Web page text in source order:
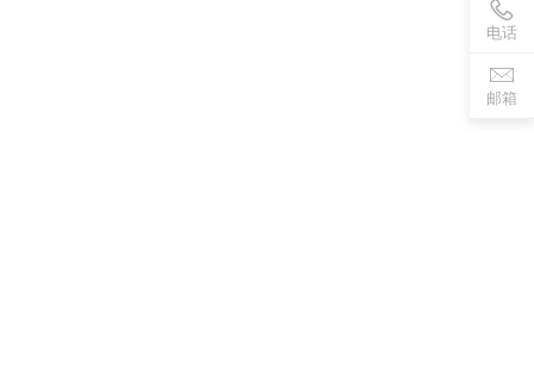
电话
邮箱